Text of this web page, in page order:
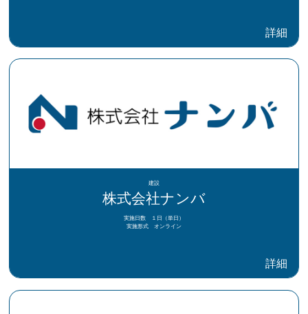
詳細
建設
株式会社ナンバ
実施日数 １日（単日）
実施形式 オンライン
詳細